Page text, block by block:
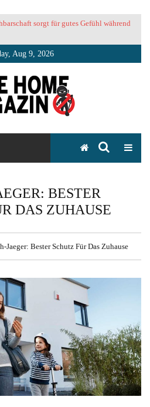
sorgt für gutes Gefühl während
Aug 9, 2026
Magazin
BESTER
DAS ZUHAUSE
Jaeger: Bester Schutz Für Das Zuhause